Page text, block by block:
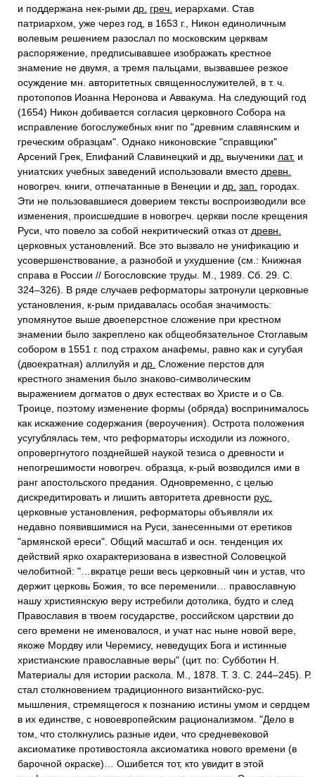
и поддержана нек-рыми др. греч. иерархами. Став
патриархом, уже через год, в 1653 г., Никон единоличным
волевым решением разослал по московским церквам
распоряжение, предписывавшее изображать крестное
знамение не двумя, а тремя пальцами, вызвавшее резкое
осуждение мн. авторитетных священнослужителей, в т. ч.
протопопов Иоанна Неронова и Аввакума. На следующий год
(1654) Никон добивается согласия церковного Собора на
исправление богослужебных книг по "древним славянским и
греческим образцам". Однако никоновские "справщики"
Арсений Грек, Епифаний Славинецкий и др. выученики лат. и
униатских учебных заведений использовали вместо древн.
новогреч. книги, отпечатанные в Венеции и др. зап.
городах.
Эти не пользовавшиеся доверием тексты воспроизводили все
изменения, происшедшие в новогреч. церкви после крещения
Руси, что повело за собой некритический отказ от древн.
церковных установлений. Все это вызвало не унификацию и
усовершенствование, а разнобой и ухудшение (см.: Книжная
справа в России // Богословские труды. М., 1989. Сб. 29. С.
324–326). В ряде случаев реформаторы затронули церковные
установления, к-рым придавалась особая значимость:
упомянутое выше двоеперстное сложение при крестном
знамении было закреплено как общеобязательное Стоглавым
собором в 1551 г. под страхом анафемы, равно как и сугубая
(двоекратная) аллилуйя и др. Сложение перстов для
крестного знамения было знаково-символическим
выражением догматов о двух естествах во Христе и о Св.
Троице, поэтому изменение формы (обряда) воспринималось
как искажение содержания (вероучения). Острота положения
усугублялась тем, что реформаторы исходили из ложного,
опровергнутого позднейшей наукой тезиса о древности и
непогрешимости новогреч. образца, к-рый возводился ими в
ранг апостольского предания. Одновременно, с целью
дискредитировать и лишить авторитета древности рус.
церковные установления, реформаторы объявляли их
недавно появившимися на Руси, занесенными от еретиков
"армянской ереси". Общий масштаб и осн. тенденция их
действий ярко охарактеризована в известной Соловецкой
челобитной: "…вкратце реши весь церковный чин и устав, что
держит церковь Божия, то все переменили… православную
нашу християнскую веру истребили дотолика, будто и след
Православия в твоем государстве, российском царствии до
сего времени не именовалося, и учат нас ныне новой вере,
якоже Мордву или Черемису, неведущих Бога и истинные
христианские православные веры" (цит. по: Субботин Н.
Материалы для истории раскола. М., 1878. Т. 3. С. 244–245). Р.
стал столкновением традиционного византийско-рус.
мышления, стремящегося к познанию истины умом и сердцем
в их единстве, с новоевропейским рационализмом. "Дело в
том, что столкнулись разные идеи, что средневековой
аксиоматике противостояла аксиоматика нового времени (в
барочной окраске)… Ошибется тот, кто увидит в этой